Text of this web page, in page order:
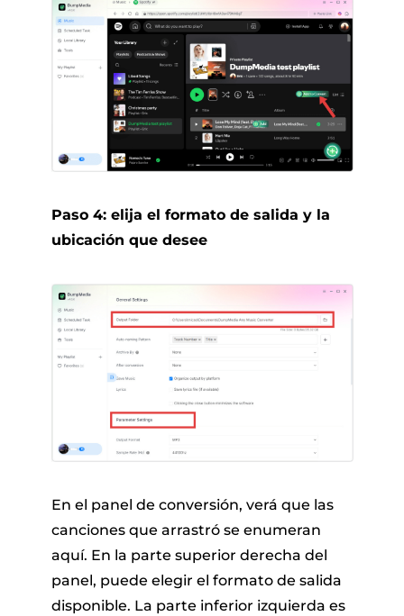
Paso 4: elija el formato de salida y la
ubicación que desee
En el panel de conversión, verá que las
canciones que arrastró se enumeran
aquí. En la parte superior derecha del
panel, puede elegir el formato de salida
disponible. La parte inferior izquierda es